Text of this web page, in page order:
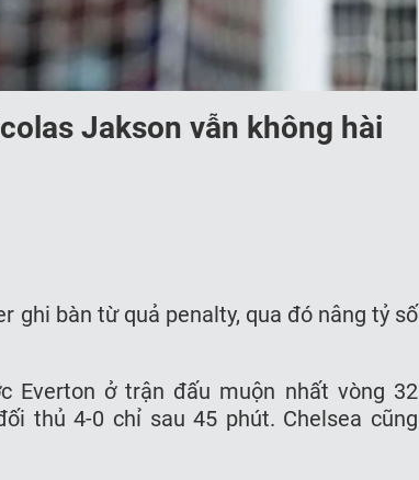
Jakson vẫn không hài
ghi bàn từ quả penalty, qua đó nâng tỷ số
Everton ở trận đấu muộn nhất vòng 32
thủ 4-0 chỉ sau 45 phút. Chelsea cũng